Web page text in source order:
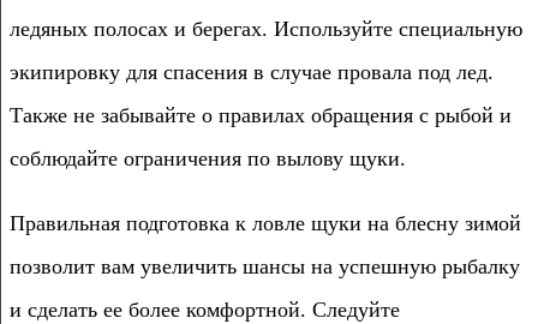
ледяных полосах и берегах. Используйте специальную
экипировку для спасения в случае провала под лед.
Также не забывайте о правилах обращения с рыбой и
соблюдайте ограничения по вылову щуки.
Правильная подготовка к ловле щуки на блесну зимой
позволит вам увеличить шансы на успешную рыбалку
и сделать ее более комфортной. Следуйте